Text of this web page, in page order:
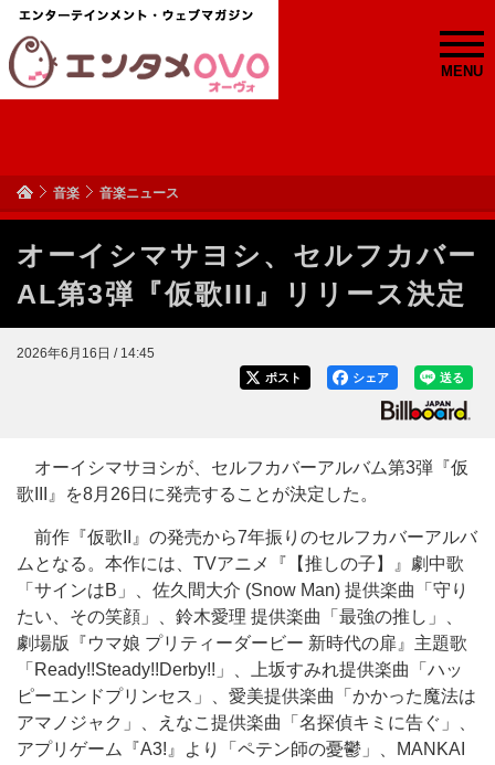
MENU
音楽 音楽ニュース
オーイシマサヨシ、セルフカバー
AL第3弾『仮歌III』リリース決定
2026年6月16日 / 14:45
送る
シェア
ポスト
オーイシマサヨシが、セルフカバーアルバム第3弾『仮
歌III』を8月26日に発売することが決定した。
前作『仮歌II』の発売から7年振りのセルフカバーアルバ
ムとなる。本作には、TVアニメ『【推しの子】』劇中歌
「サインはB」、佐久間大介 (Snow Man) 提供楽曲「守り
たい、その笑顔」、鈴木愛理 提供楽曲「最強の推し」、
劇場版『ウマ娘 プリティーダービー 新時代の扉』主題歌
「Ready!!Steady!!Derby!!」、上坂すみれ提供楽曲「ハッ
ピーエンドプリンセス」、愛美提供楽曲「かかった魔法は
アマノジャク」、えなこ提供楽曲「名探偵キミに告ぐ」、
アプリゲーム『A3!』より「ペテン師の憂鬱」、MANKAI